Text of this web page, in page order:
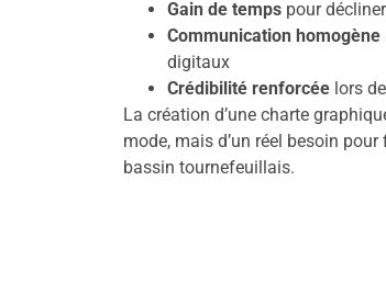
Gain de temps pour
Communication homogène
digitaux
Crédibilité renforcée lors
La création d’une charte
mode, mais d’un réel besoin
bassin tournefeuillais.